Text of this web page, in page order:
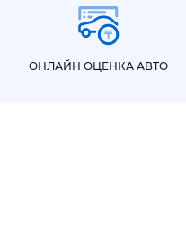
ОНЛАЙН ОЦЕНКА АВТО